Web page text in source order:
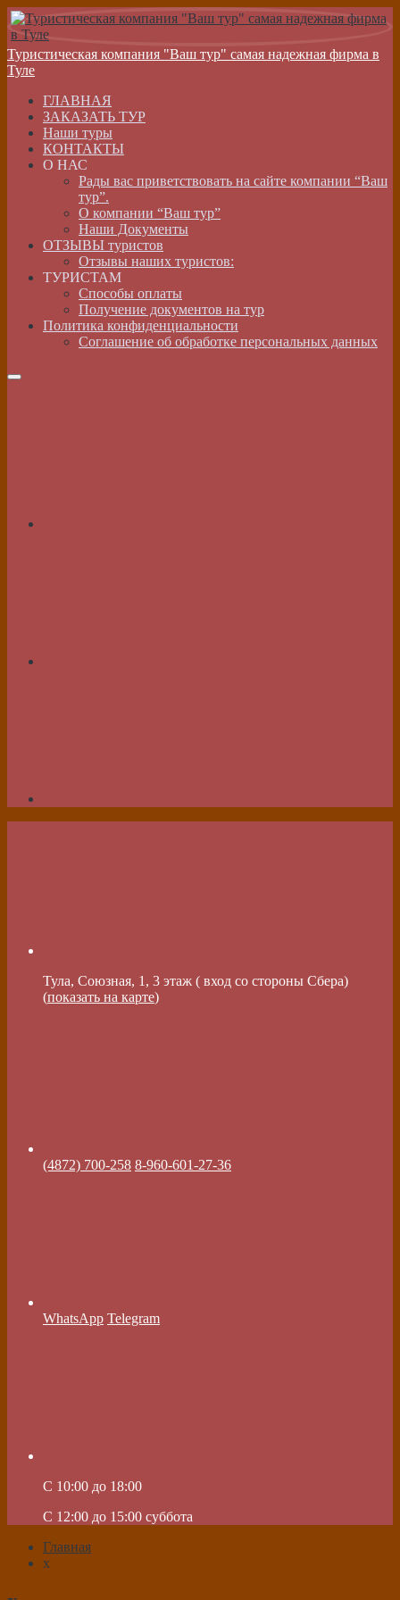
Туристическая компания "Ваш тур" самая надежная фирма в
Туле
ГЛАВНАЯ
ЗАКАЗАТЬ ТУР
Наши туры
КОНТАКТЫ
О НАС
Рады вас приветствовать на сайте компании “Ваш
тур”.
О компании “Ваш тур”
Наши Документы
ОТЗЫВЫ туристов
Отзывы наших туристов:
ТУРИСТАМ
Способы оплаты
Получение документов на тур
Политика конфиденциальности
Соглашение об обработке персональных данных
Тула, Союзная, 1, 3 этаж ( вход со стороны Сбера)
(показать на карте)
(4872) 700-258 8-960-601-27-36
WhatsApp Telegram
C 10:00 до 18:00
C 12:00 до 15:00 суббота
Главная
х